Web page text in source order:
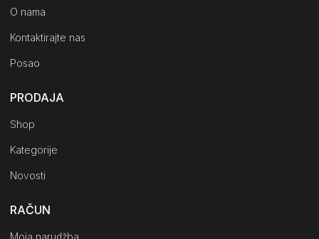
O nama
Kontaktirajte nas
Posao
PRODAJA
Shop
Kategorije
Novosti
RAČUN